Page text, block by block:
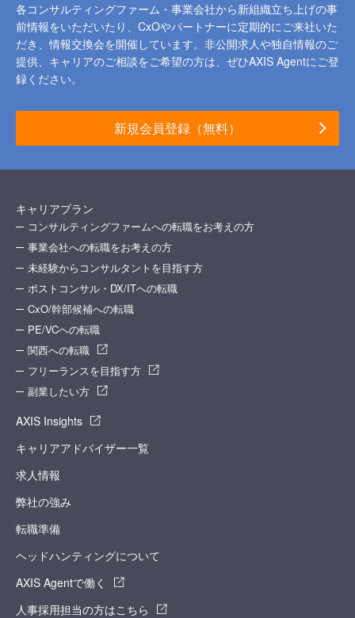
各コンサルティングファーム・事業会社から新組織立ち上げの事
前情報をいただいたり、 CxOやパートナーに定期的にご来社いた
だき、情報交換会を開催しています。 非公開求人や独自情報のご
提供、キャリアのご相談をご希望の方は、ぜひAXIS Agentにご登
録ください。
新規会員登録（無料）
キャリアプラン
コンサルティングファームへの転職をお考えの方
事業会社への転職をお考えの方
未経験からコンサルタントを目指す方
ポストコンサル・DX/ITへの転職
CxO/幹部候補への転職
PE/VCへの転職
関西への転職
フリーランスを目指す方
副業したい方
AXIS Insights
キャリアアドバイザー一覧
求人情報
弊社の強み
転職準備
ヘッドハンティングについて
AXIS Agentで働く
人事採用担当の方はこちら